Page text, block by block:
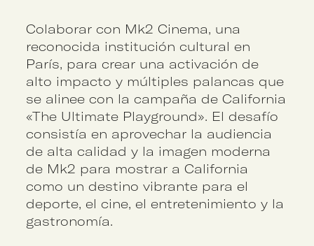
Colaborar con Mk2 Cinema, una
reconocida institución cultural en
París, para crear una activación de
alto impacto y múltiples palancas que
se alinee con la campaña de California
«The Ultimate Playground». El desafío
consistía en aprovechar la audiencia
de alta calidad y la imagen moderna
de Mk2 para mostrar a California
como un destino vibrante para el
deporte, el cine, el entretenimiento y la
gastronomía.